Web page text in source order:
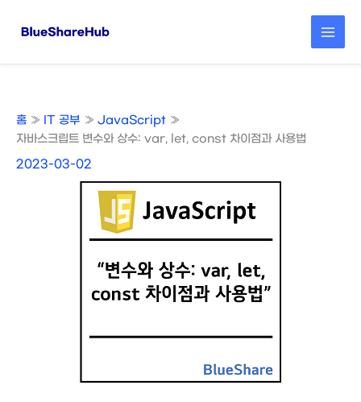
홈 IT 공부
JavaScript
자바스크립트 변수와 상수: var, let, const 차이점과 사용법
2023-03-02